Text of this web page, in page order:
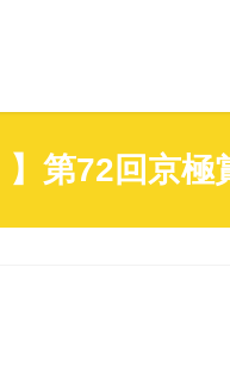
第72回京極